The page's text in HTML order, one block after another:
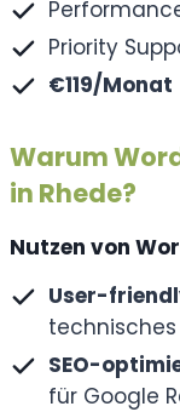
Priority
€119/Monat
Warum
in Rhede?
Nutzen von
User-
technisches
SEO-
für Google